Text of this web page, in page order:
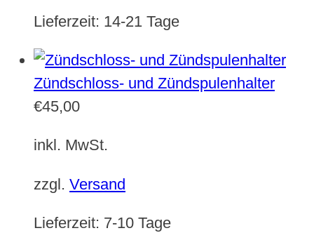
Lieferzeit: 14-21 Tage
Zündschloss- und Zündspulenhalter
€45,00
inkl. MwSt.
zzgl. Versand
Lieferzeit: 7-10 Tage